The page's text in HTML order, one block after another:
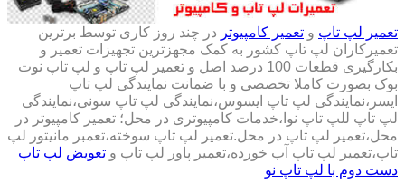
تعمیر لپ تاپ و تعمیر کامپیوتر در چند روز کاری توسط برترین
تعمیرکاران لپ تاپ کشور به کمک مجهزترین تجهیزات تعمیر و
بکارگیری قطعات 100 درصد اصل و تعمیر لپ تاپ و لپ تاپ نوت
بوک بصورت کاملا تخصصی و با ضمانت نمایندگی لپ تاپ
ایسر،نمایندگی لپ تاپ ایسوس،نمایندگی لپ تاپ سونی،نمایندگی
لپ تاپ للپ تاپ نوا،خدمات کامپیوتری در محل؛ تعمیر کامپیوتر در
محل،تعمیر لپ تاپ در محل.تعمیر لپ تاپ سوخته،تعمبر مانیتور لپ
تاپ،تعمیر لپ تاپ آب خورده،تعمیر پاور لپ تاپ و تعویض لپ تاپ
دست دوم با لپ تاپ نو